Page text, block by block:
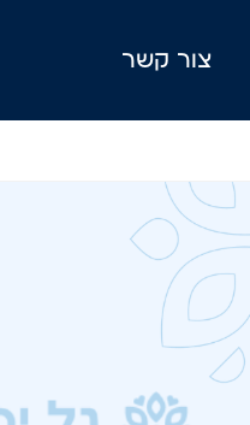
צור קשר